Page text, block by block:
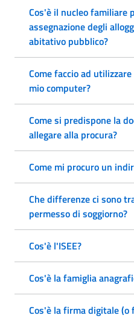
Cos'è il nucleo familiare
assegnazione degli
abitativo pubblico?
Come faccio ad
mio computer?
Come si predispone la
allegare alla procura?
Come mi procuro un
Che differenze ci sono
permesso di soggiorno?
Cos'è l'ISEE?
Cos'è la famiglia
Cos'è la firma digitale (o